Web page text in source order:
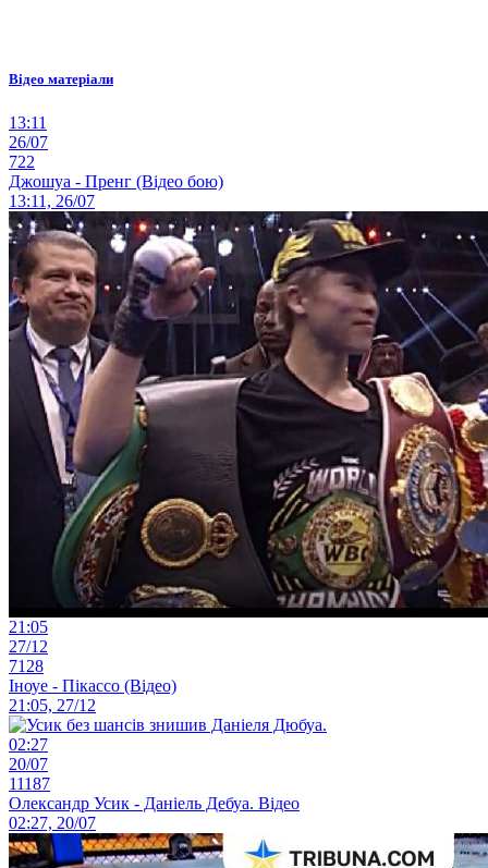
Відео матеріали
13:11
26/07
722
Джошуа - Пренг (Відео бою)
13:11, 26/07
21:05
27/12
7128
Іноуе - Пікассо (Відео)
21:05, 27/12
02:27
20/07
11187
Олександр Усик - Даніель Дебуа. Відео
02:27, 20/07